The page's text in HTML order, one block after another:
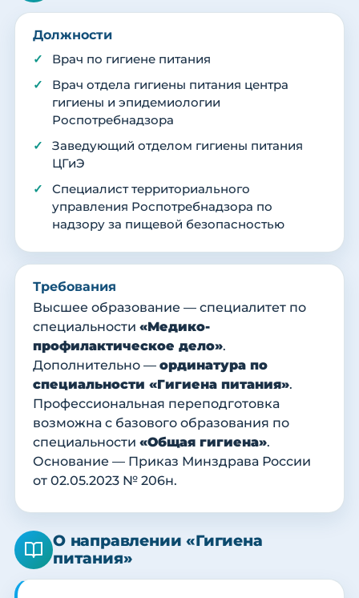
Должности
Врач по гигиене питания
Врач отдела гигиены питания центра
гигиены и эпидемиологии
Роспотребнадзора
Заведующий отделом гигиены питания
ЦГиЭ
Специалист территориального
управления Роспотребнадзора по
надзору за пищевой безопасностью
Требования
Высшее образование — специалитет по
специальности «Медико-
профилактическое дело».
Дополнительно — ординатура по
специальности «Гигиена питания».
Профессиональная переподготовка
возможна с базового образования по
специальности «Общая гигиена».
Основание — Приказ Минздрава России
от 02.05.2023 № 206н.
О направлении «Гигиена
питания»